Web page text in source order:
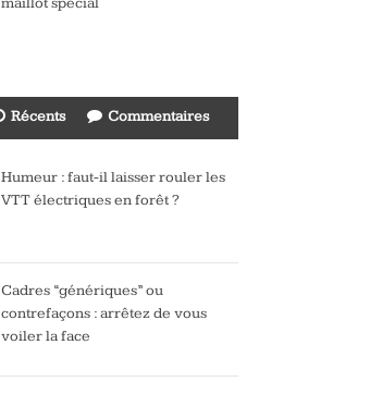
maillot spécial
Récents Commentaires
Humeur : faut-il laisser rouler les
VTT électriques en forêt ?
Cadres “génériques” ou
contrefaçons : arrêtez de vous
voiler la face